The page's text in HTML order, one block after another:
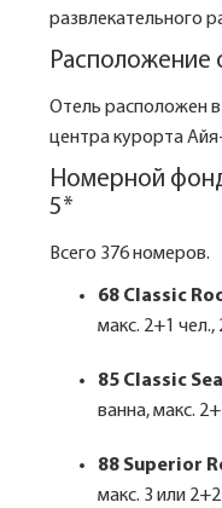
развлекательного
Расположение
Отель расположен
центра курорта
Номерной
5*
Всего 376 номеров.
68 Classic
макс. 2+1 чел.,
85 Classic
ванна, макс.
88 Superior
макс. 3 или